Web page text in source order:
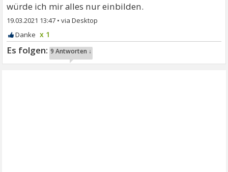
würde ich mir alles nur einbilden.
19.03.2021 13:47 •
x 1
9 Antworten ↓